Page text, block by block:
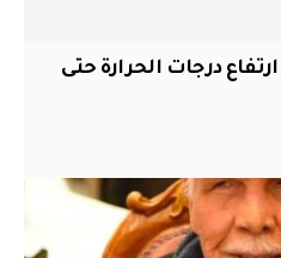
درجات الحرارة حتى